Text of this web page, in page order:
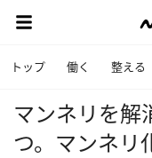
トップ 働く 整える
マンネリを解
つ。マンネリ